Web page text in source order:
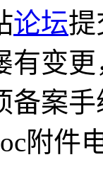
论坛提
有变
备案
附件